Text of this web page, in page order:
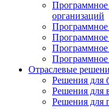
Программное
организаций
Программное
Программное
Программное
Программное
Отраслевые
Решения для
Решения для
Решения для